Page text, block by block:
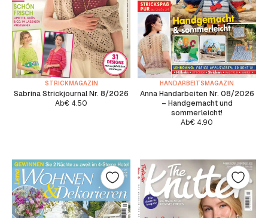
STRICKMAGAZIN
Sabrina Strickjournal Nr. 8/2026
Ab€ 4.50
HANDARBEITSMAGAZIN
Anna Handarbeiten Nr. 08/2026
– Handgemacht und
sommerleicht!
Ab€ 4.90